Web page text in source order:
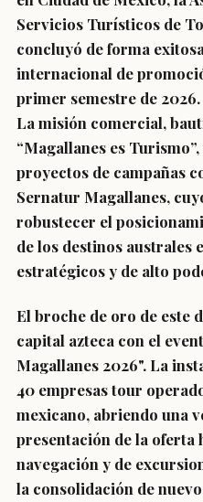
Servicios Turísticos de
concluyó de forma
internacional de
primer semestre de 2026.
La misión comercial,
“Magallanes es
proyectos de campañas
Sernatur Magallanes,
robustecer el
de los destinos australes
estratégicos y de alto
El broche de oro de este
capital azteca con el
Magallanes 2026". La
40 empresas tour
mexicano, abriendo una
presentación de la oferta
navegación y de
la consolidación de